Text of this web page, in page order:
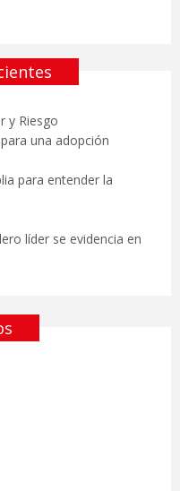
y Riesgo
una adopción
para entender la
líder se evidencia en